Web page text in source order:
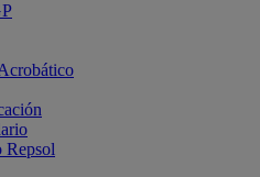
Repsol